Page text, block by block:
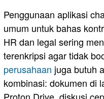
Penggunaan aplikasi
umum untuk bahas
HR dan legal sering
terenkripsi agar tidak
perusahaan juga butuh
kombinasi: dokumen di